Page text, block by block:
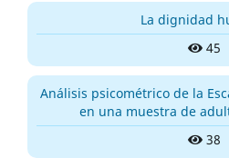
La dignidad
45
Análisis psicométrico de la
en una muestra de
38